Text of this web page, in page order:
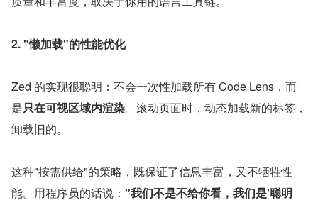
2. "懒加载"的性能优化
Zed 的实现很聪明：不会一次性加载所有 Code Lens，而
是只在可视区域内渲染。滚动页面时，动态加载新的标签，
卸载旧的。
这种"按需供给"的策略，既保证了信息丰富，又不牺牲性
能。用程序员的话说： "我们不是不给你看，我们是'聪明